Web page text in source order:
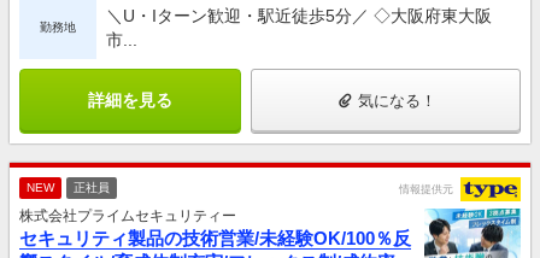
勤務地
＼U・Iターン歓迎・駅近徒歩5分／ ◇大阪府東大阪
市...
詳細を見る 気になる！
NEW 正社員 情報提供元
株式会社プライムセキュリティー
セキュリティ製品の技術営業/未経験OK/100％反